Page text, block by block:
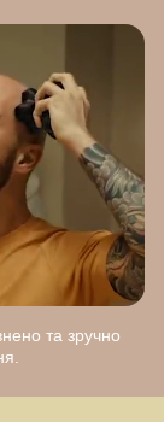
та зручно